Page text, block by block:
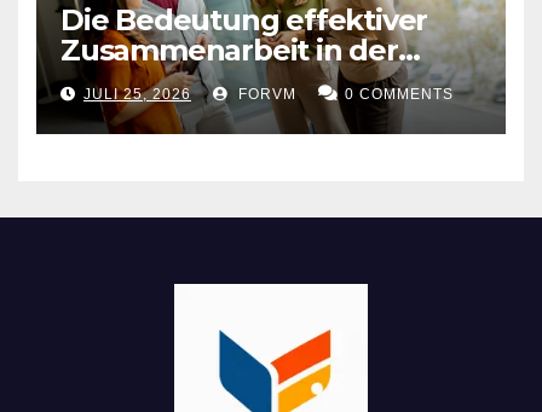
Die Bedeutung effektiver
Zusammenarbeit in der
Arbeitswelt
JULI 25, 2026 FORVM 0 COMMENTS